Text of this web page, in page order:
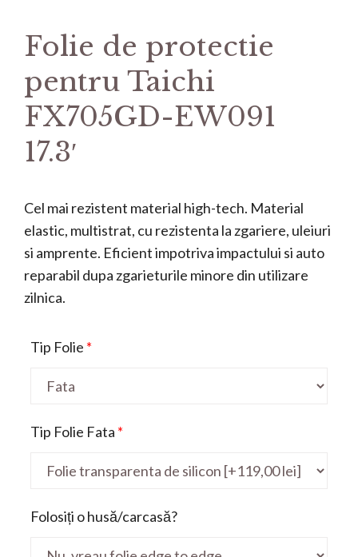
Folie de protectie
pentru Taichi
FX705GD-EW091
17.3′
Cel mai rezistent material high-tech. Material
elastic, multistrat, cu rezistenta la zgariere, uleiuri
si amprente. Eficient impotriva impactului si auto
reparabil dupa zgarieturile minore din utilizare
zilnica.
Tip Folie *
Tip Folie Fata *
Folosiți o husă/carcasă?